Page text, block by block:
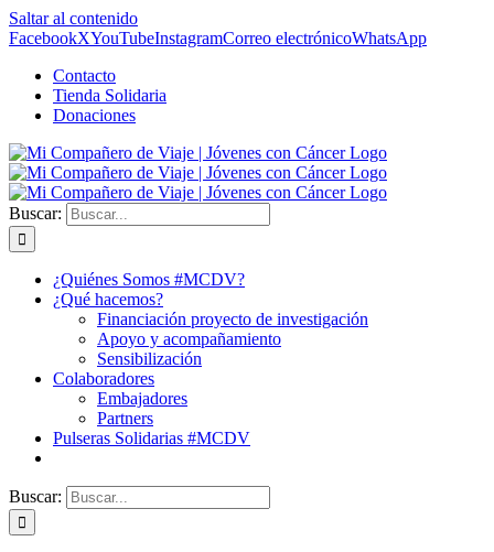
Saltar al contenido
FacebookXYouTubeInstagramCorreo electrónicoWhatsApp
Contacto
Tienda Solidaria
Donaciones
Buscar:
¿Quiénes Somos #MCDV?
¿Qué hacemos?
Financiación proyecto de investigación
Apoyo y acompañamiento
Sensibilización
Colaboradores
Embajadores
Partners
Pulseras Solidarias #MCDV
Buscar: